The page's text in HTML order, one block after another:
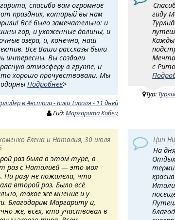
спасибо вам огромное
праздник, который вы нам
Всё было замечательно: и
гор, и ухоженные долины, и
озёра, и, конечно, наш
Все Ваши рассказы были
интересны. Вы создали
атмосферу в группе, и
хорошо прочувствовали. Мы
Подробнее>
в Австрии - пики Тироля - 11 дней
Гид:Маргарита Кобец
гиду
с
Тур:
Елена и Наталия, 30 июля
раз была в этом туре, в
раз с Наталией — это моя
Ни разу не пожалела, что
второй раз. Было всё
такое же мнение и у
Благодарим Маргариту и,
же, всех, кто участвовал в
Цин
На
Отдых